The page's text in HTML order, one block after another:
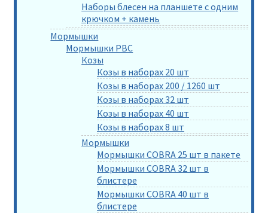
Наборы блесен на планшете с одним
крючком + камень
Мормышки
Мормышки РВС
Козы
Козы в наборах 20 шт
Козы в наборах 200 / 1260 шт
Козы в наборах 32 шт
Козы в наборах 40 шт
Козы в наборах 8 шт
Мормышки
Мормышки COBRA 25 шт в пакете
Мормышки COBRA 32 шт в
блистере
Мормышки COBRA 40 шт в
блистере